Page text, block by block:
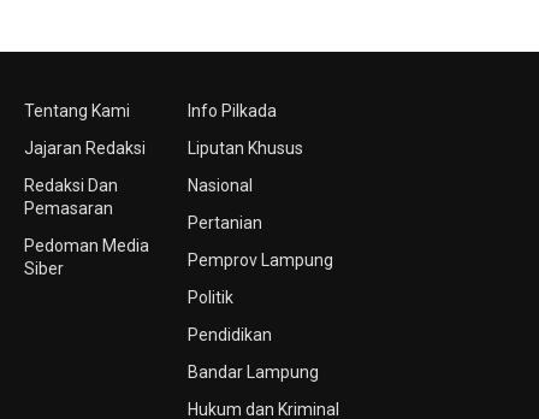
Tentang Kami
Jajaran Redaksi
Redaksi Dan
Pemasaran
Pedoman Media
Siber
Info Pilkada
Liputan Khusus
Nasional
Pertanian
Pemprov Lampung
Politik
Pendidikan
Bandar Lampung
Hukum dan Kriminal